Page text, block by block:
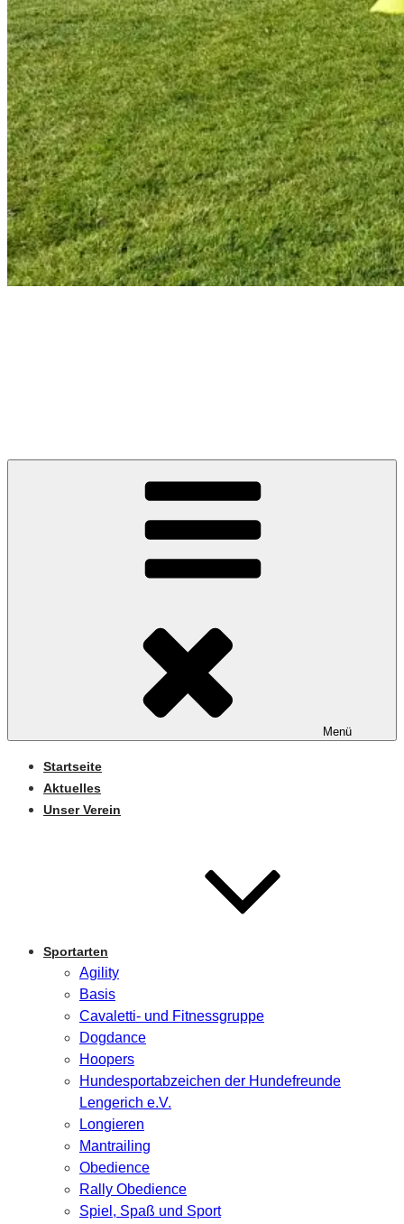
Menü
Startseite
Aktuelles
Unser Verein
Sportarten
Agility
Basis
Cavaletti- und Fitnessgruppe
Dogdance
Hoopers
Hundesportabzeichen der Hundefreunde
Lengerich e.V.
Longieren
Mantrailing
Obedience
Rally Obedience
Spiel, Spaß und Sport